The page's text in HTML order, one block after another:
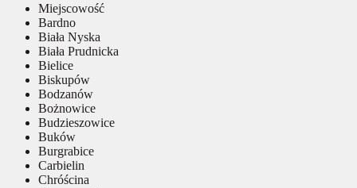
Miejscowość
Bardno
Biała Nyska
Biała Prudnicka
Bielice
Biskupów
Bodzanów
Bożnowice
Budzieszowice
Buków
Burgrabice
Carbielin
Chróścina